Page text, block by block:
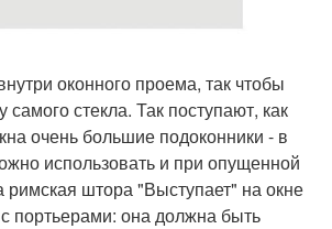
оконного проема, так чтобы
самого стекла. Так поступают, как
очень большие подоконники - в
использовать и при опущенной
римская штора "Выступает" на окне
портьерами: она должна быть